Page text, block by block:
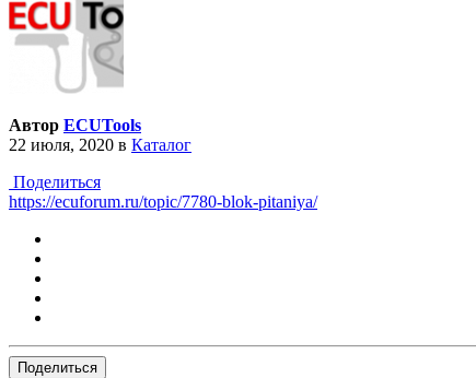
Автор ECUTools
22 июля, 2020 в Каталог
Поделиться
https://ecuforum.ru/topic/7780-blok-pitaniya/
Поделиться